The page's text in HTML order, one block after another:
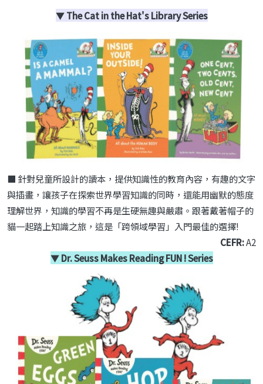
▼The Cat in the Hat's Library Series
■ 針對兒童所設計的讀本，提供知識性的教育內容，有趣的文字
與插畫，讓孩子在探索世界學習知識的同時，還能用幽默的態度
理解世界，知識的學習不再是生硬無趣與嚴肅。跟著戴著帽子的
貓一起踏上知識之旅，這是「跨領域學習」入門最佳的選擇!
CEFR:A2
▼Dr. Seuss Makes Reading FUN !Series